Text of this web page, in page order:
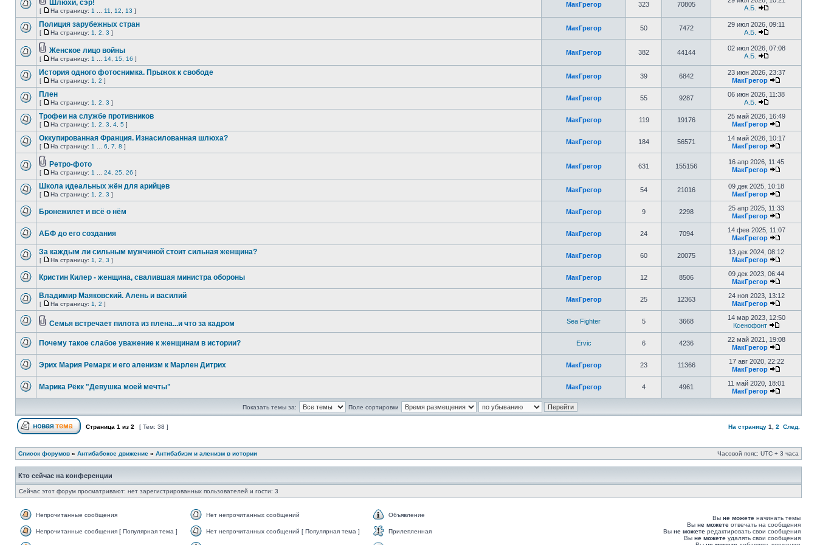
Шлюхи, сэр!
[ На страницу: 1 11 12 13 ]
МакГрегор 323 70805
А.Б.
Полиция зарубежных стран
[ На страницу: 1 2 3 ]
МакГрегор 50 7472
29 июл 2026, 09:11
А.Б.
Женское лицо войны
[ На страницу: 1 14 15 16 ]
МакГрегор 382 44144
02 июл 2026, 07:08
А.Б.
История одного фотоснимка. Прыжок к свободе
[ На страницу: 1 2 ]
МакГрегор 39 6842
23 июн 2026, 23:37
МакГрегор
Плен
[ На страницу: 1 2 3 ]
МакГрегор 55 9287
06 июн 2026, 11:38
А.Б.
Трофеи на службе противников
[ На страницу: 1 2 3 4 5 ]
МакГрегор 119 19176
25 май 2026, 16:49
МакГрегор
Оккупированная Франция. Изнасилованная шлюха?
[ На страницу: 1 6 7 8 ]
МакГрегор 184 56571
14 май 2026, 10:17
МакГрегор
Ретро-фото
[ На страницу: 1 24 25 26 ]
МакГрегор 631 155156
16 апр 2026, 11:45
МакГрегор
Школа идеальных жён для арийцев
[ На страницу: 1 2 3 ]
МакГрегор 54 21016
09 дек 2025, 10:18
МакГрегор
Бронежилет и всё о нём МакГрегор 9 2298
25 апр 2025, 11:33
МакГрегор
АБФ до его создания МакГрегор 24 7094
14 фев 2025, 11:07
МакГрегор
За каждым ли сильным мужчиной стоит сильная женщина?
[ На страницу: 1 2 3 ]
МакГрегор 60 20075
13 дек 2024, 08:12
МакГрегор
Кристин Килер - женщина, свалившая министра обороны МакГрегор 12 8506
09 дек 2023, 06:44
МакГрегор
Владимир Маяковский. Алень и василий
[ На страницу: 1 2 ]
МакГрегор 25 12363
24 ноя 2023, 13:12
МакГрегор
Семья встречает пилота из плена...и что за кадром Sea Fighter 5 3668
14 мар 2023, 12:50
Ксенофонт
Почему такое слабое уважение к женщинам в истории? Ervic 6 4236
22 май 2021, 19:08
МакГрегор
Эрих Мария Ремарк и его аленизм к Марлен Дитрих МакГрегор 23 11366
17 авг 2020, 22:22
МакГрегор
Марика Рёкк "Девушка моей мечты" МакГрегор 4 4961
11 май 2020, 18:01
МакГрегор
Показать темы за: Поле сортировки
Страница 1 из 2 [ Тем: 38 ] На страницу 1 2 След.
Список форумов » Антибабское движение » Антибабизм и аленизм в истории Часовой пояс: UTC + 3 часа
Кто сейчас на конференции
Сейчас этот форум просматривают: нет зарегистрированных пользователей и гости: 3
Непрочитанные сообщения Нет непрочитанных сообщений Объявление
Непрочитанные сообщения [ Популярная тема ] Нет непрочитанных сообщений [ Популярная тема ] Прилепленная
Вы не можете начинать темы
Вы не можете отвечать на сообщения
Вы не можете редактировать свои сообщения
Вы не можете удалять свои сообщения